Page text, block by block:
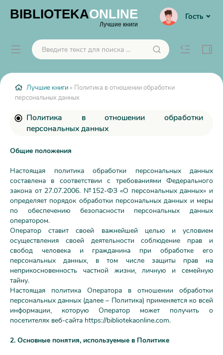
BIBLIOTEKAONLINE
Лучшие книги
Гость
Лучшие книги » Политика в отношении обработки
персональных данных
Политика в отношении обработки
персональных данных
Общие положения
Настоящая политика обработки персональных данных
составлена в соответствии с требованиями Федерального
закона от 27.07.2006. №152-ФЗ «О персональных данных» и
определяет порядок обработки персональных данных и меры
по обеспечению безопасности персональных данных
оператором.
Оператор ставит своей важнейшей целью и условием
осуществления своей деятельности соблюдение прав и
свобод человека и гражданина при обработке его
персональных данных, в том числе защиты прав на
неприкосновенность частной жизни, личную и семейную
тайну.
Настоящая политика Оператора в отношении обработки
персональных данных (далее – Политика) применяется ко всей
информации, которую Оператор может получить о
посетителях веб-сайта https://bibliotekaonline.com.
2. Основные понятия, используемые в Политике